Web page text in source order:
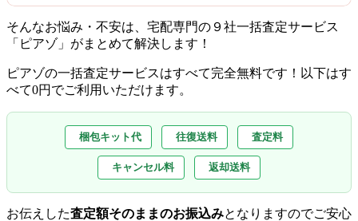
そんなお悩み・不安は、宅配専門の９社一括査定サービス
「ピアゾ」がまとめて解決します！
ピアゾの一括査定サービスはすべて完全無料です！以下はす
べて0円でご利用いただけます。
梱包キット代 往復送料 査定料
キャンセル料 返却送料
お伝えした査定額そのままのお振込みとなりますのでご安心